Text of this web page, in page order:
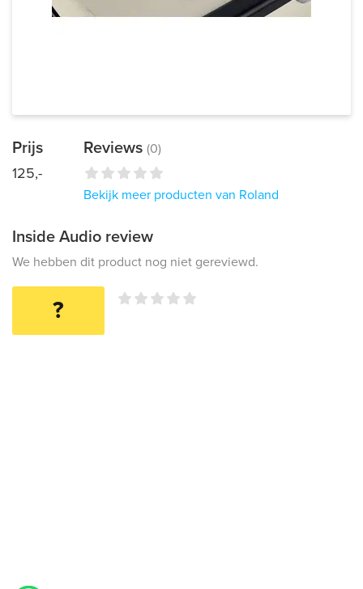
Prijs
125,-
Reviews (0)
Bekijk meer producten van Roland
Inside Audio review
We hebben dit product nog niet gereviewd.
?